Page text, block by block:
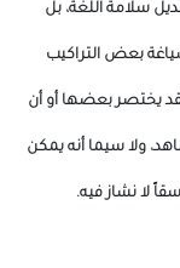
سلامة اللّغة، بل
بعض التراكيب
يختصر بعضها أو أن
ولا سيما أنه يمكن
لا نشاز فيه.